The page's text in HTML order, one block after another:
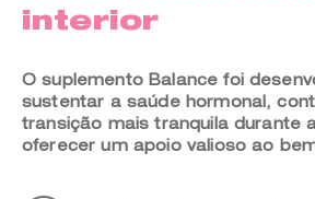
interior
O suplemento Balance foi
sustentar a saúde hormonal,
transição mais tranquila durante
oferecer um apoio valioso ao